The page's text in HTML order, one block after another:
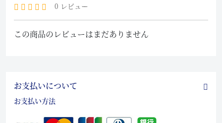
0 レビュー
この商品のレビューはまだありません
お支払いについて
お支払い方法